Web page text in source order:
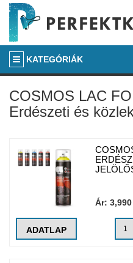
KATEGÓRIÁK
COSMOS LAC
Erdészeti és
Ár: 3,990
ADATLAP